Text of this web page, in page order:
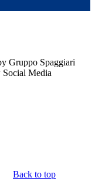
Gruppo Spaggiari
Media
Back to top